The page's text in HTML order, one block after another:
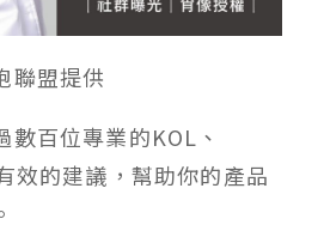
聯盟提供
數百位專業的KOL、
效的建議，幫助你的產品